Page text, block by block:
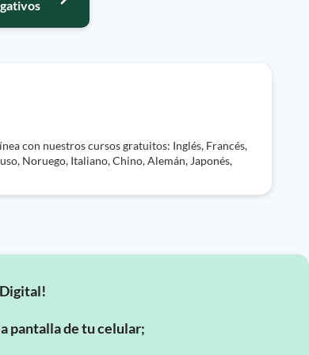
con nuestros cursos gratuitos: Inglés, Francés,
Noruego, Italiano, Chino, Alemán, Japonés,
pantalla de tu celular;